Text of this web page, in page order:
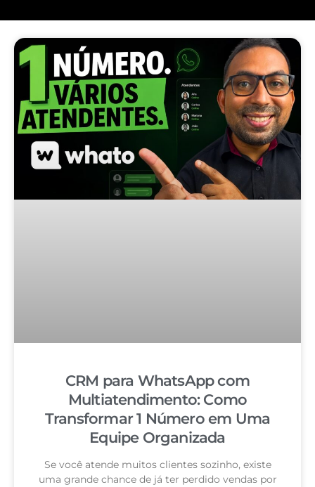
CRM para WhatsApp com
Multiatendimento: Como
Transformar 1 Número em Uma
Equipe Organizada
Se você atende muitos clientes sozinho, existe
uma grande chance de já ter perdido vendas por